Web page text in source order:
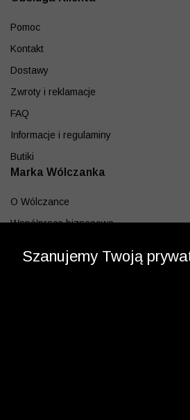
Pomoc
Kontakt
Dostawy
Zwroty i reklamacje
FAQ
Informacje i regulaminy
Butiki
Marka Wólczanka
O Wólczance
Współpraca biznesowa
Program lojalnościowy
Szanujemy Twoją